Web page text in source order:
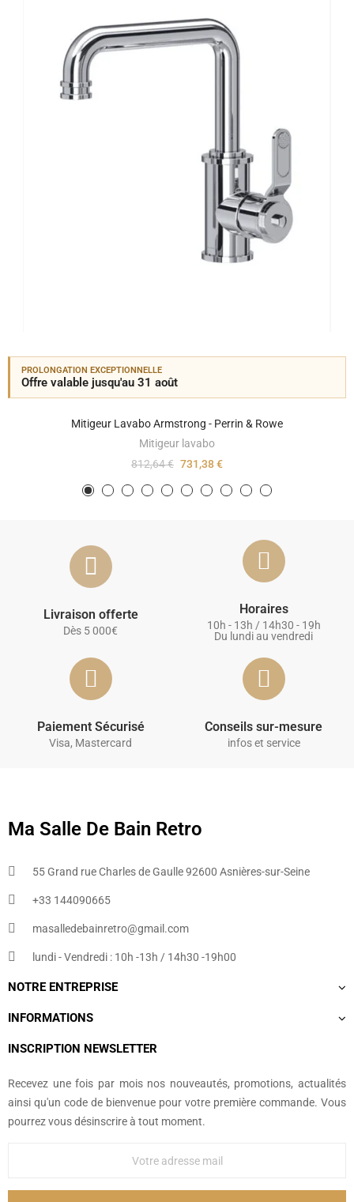
PROLONGATION EXCEPTIONNELLE
Offre valable jusqu'au 31 août
Mitigeur Lavabo Armstrong - Perrin & Rowe
Mitigeur lavabo
812,64 € 731,38 €
Livraison offerte
Dès 5 000€
Horaires
10h - 13h / 14h30 - 19h
Du lundi au vendredi
Paiement Sécurisé
Visa, Mastercard
Conseils sur-mesure
infos et service
Ma Salle De Bain Retro
55 Grand rue Charles de Gaulle 92600 Asnières-sur-Seine
+33 144090665​
masalledebainretro@gmail.com
lundi - Vendredi : 10h -13h / 14h30 -19h00
NOTRE ENTREPRISE
INFORMATIONS
INSCRIPTION NEWSLETTER
Recevez une fois par mois nos nouveautés, promotions, actualités
ainsi qu'un code de bienvenue pour votre première commande. Vous
pourrez vous désinscrire à tout moment.